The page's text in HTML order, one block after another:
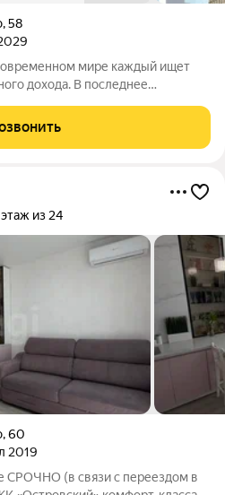
,58
мире каждый ищет
дохода. В последнее
и другая
Проект
этаж из 24
,60
2019